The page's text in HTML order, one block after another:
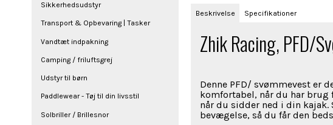
Sikkerhedsudstyr
Transport & Opbevaring | Tasker
Vandtæt indpakning
Camping / friluftsgrej
Udstyr til børn
Paddlewear - Tøj til din livsstil
Solbriller / Brillesnor
Beskrivelse Specifikationer
Zhik Racing, PFD/
Denne PFD/ svømmevest er
komfortabel, når du har
når du sidder ned i din
bevægelse, så du får den